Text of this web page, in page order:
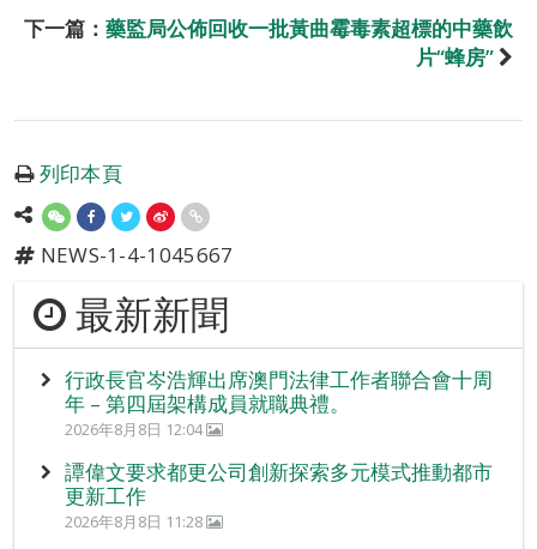
下一篇： 藥監局公佈回收一批黃曲霉毒素超標的中藥飲
片“蜂房”
列印本頁
NEWS-1-4-1045667
最新新聞
行政長官岑浩輝出席澳門法律工作者聯合會十周
年 – 第四屆架構成員就職典禮。
2026年8月8日 12:04
譚偉文要求都更公司創新探索多元模式推動都市
更新工作
2026年8月8日 11:28